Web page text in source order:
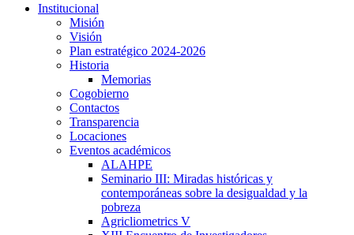
Institucional
Misión
Visión
Plan estratégico 2024-2026
Historia
Memorias
Cogobierno
Contactos
Transparencia
Locaciones
Eventos académicos
ALAHPE
Seminario III: Miradas históricas y
contemporáneas sobre la desigualdad y la
pobreza
Agricliometrics V